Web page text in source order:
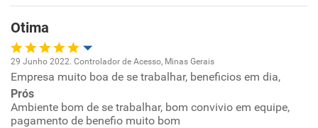
Benefícios
Recomenda esta empresa
Recomenda a diretoria
Otima
Oportunidade de promoção
Ambiente de trabalho
29 Junho 2022. Controlador de Acesso, Minas Gerais
Empresa muito boa de se trabalhar, beneficios em dia,
Prós
Ambiente bom de se trabalhar, bom convivio em equipe,
pagamento de benefio muito bom